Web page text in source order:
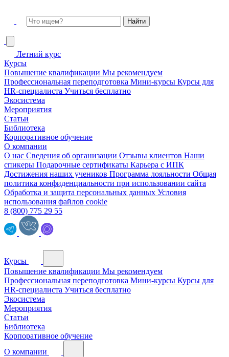
Летний курс
Курсы
Повышение квалификации Мы рекомендуем
Профессиональная переподготовка Мини-курсы Курсы для
HR-специалиста Учиться бесплатно
Экосистема
Мероприятия
Статьи
Библиотека
Корпоративное обучение
О компании
О нас Сведения об организации Отзывы клиентов Наши
спикеры Подарочные сертификаты Карьера с ИПК
Достижения наших учеников Программа лояльности Общая
политика конфиденциальности при использовании сайта
Обработка и защита персональных данных Условия
использования файлов cookie
8 (800) 775 29 55
Курсы
Повышение квалификации Мы рекомендуем
Профессиональная переподготовка Мини-курсы Курсы для
HR-специалиста Учиться бесплатно
Экосистема
Мероприятия
Статьи
Библиотека
Корпоративное обучение
О компании